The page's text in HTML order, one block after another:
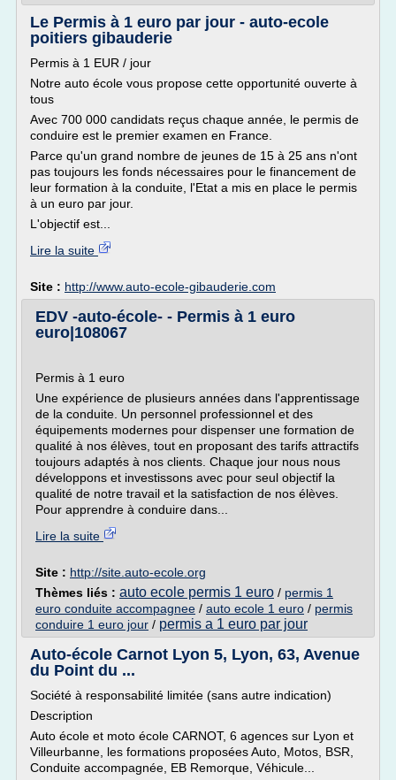
Le Permis à 1 euro par jour - auto-ecole
poitiers gibauderie
Permis à 1 EUR / jour
Notre auto école vous propose cette opportunité ouverte à
tous
Avec 700 000 candidats reçus chaque année, le permis de
conduire est le premier examen en France.
Parce qu'un grand nombre de jeunes de 15 à 25 ans n'ont
pas toujours les fonds nécessaires pour le financement de
leur formation à la conduite, l'Etat a mis en place le permis
à un euro par jour.
L'objectif est...
Lire la suite
Site : http://www.auto-ecole-gibauderie.com
EDV -auto-école- - Permis à 1 euro
euro|108067
Permis à 1 euro
Une expérience de plusieurs années dans l'apprentissage
de la conduite. Un personnel professionnel et des
équipements modernes pour dispenser une formation de
qualité à nos élèves, tout en proposant des tarifs attractifs
toujours adaptés à nos clients. Chaque jour nous nous
développons et investissons avec pour seul objectif la
qualité de notre travail et la satisfaction de nos élèves.
Pour apprendre à conduire dans...
Lire la suite
Site : http://site.auto-ecole.org
Thèmes liés : auto ecole permis 1 euro / permis 1
euro conduite accompagnee / auto ecole 1 euro / permis
conduire 1 euro jour / permis a 1 euro par jour
Auto-école Carnot Lyon 5, Lyon, 63, Avenue
du Point du ...
Société à responsabilité limitée (sans autre indication)
Description
Auto école et moto école CARNOT, 6 agences sur Lyon et
Villeurbanne, les formations proposées Auto, Motos, BSR,
Conduite accompagnée, EB Remorque, Véhicule...